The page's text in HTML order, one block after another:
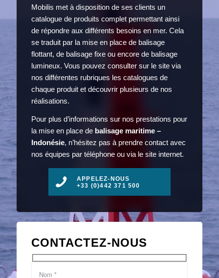
Mobilis met à disposition de ses clients un
catalogue de produits complet permettant ainsi
de répondre aux différents besoins en mer. Cela
se traduit par la mise en place de balisage
flottant, de balisage fixe ou encore de balisage
lumineux. Vous pouvez consulter sur le site via
nos différentes rubriques les catalogues de
chaque produit et découvrir plusieurs de nos
réalisations.
Pour plus d’informations sur nos prestations pour
la mise en place de balisage maritime –
Indonésie, n’hésitez pas à prendre contact avec
nos équipes par téléphone ou via le site internet.
APPELEZ-NOUS
+33 (0)442 371 500
CONTACTEZ-NOUS